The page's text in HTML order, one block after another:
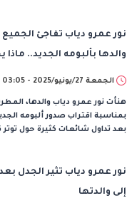
نور عمرو دياب تفاجئ
والدها بألبومه الجديد.. ماذا
الجمعة 27/يونيو/2025 - 03:05 م
هنأت نور عمرو دياب والدها،
بمناسبة اقتراب صدور ألبومه
بعد تداول شائعات كثيرة حول
نور عمرو دياب تثير الجدل
إلى والدتها